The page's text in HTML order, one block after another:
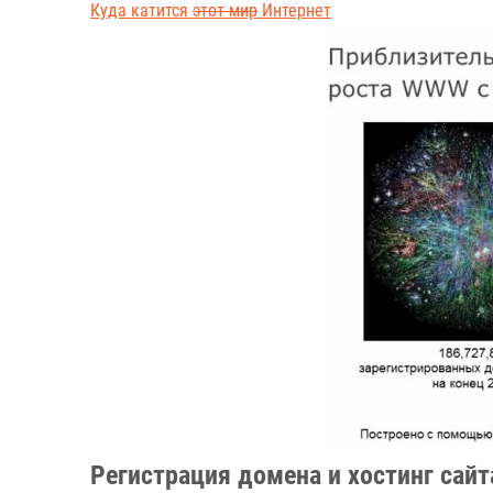
Куда катится этот мир Интернет
Регистрация домена и хостинг